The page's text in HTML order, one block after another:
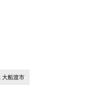
大船渡市